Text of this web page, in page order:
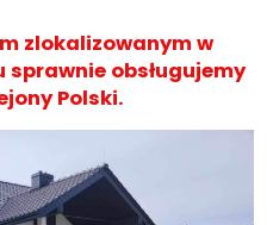
zlokalizowanym w
obsługujemy
Polski.